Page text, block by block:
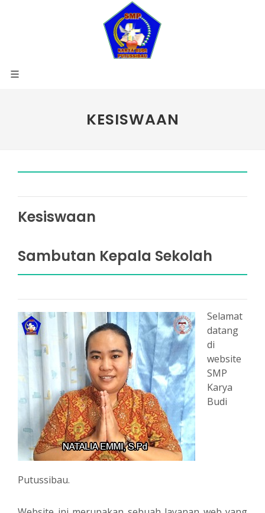
KESISWAAN
Kesiswaan
Sambutan Kepala Sekolah
Selamat
datang
di
website
SMP
Karya
Budi
Putussibau.